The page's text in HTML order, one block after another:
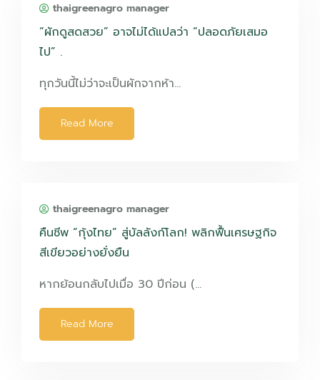
thaigreenagro manager
“ผักดูสดสวย” อาจไม่ได้แปลว่า “ปลอดภัยเสมอ
ไป” .
ทุกวันนี้ไม่ว่าจะเป็นผักจากห้า…
Read More
thaigreenagro manager
คืนชีพ “กุ้งไทย” สู่บัลลังก์โลก! พลิกฟื้นเศรษฐกิจ
สีเขียวอย่างยั่งยืน
หากย้อนกลับไปเมื่อ 30 ปีก่อน (…
Read More